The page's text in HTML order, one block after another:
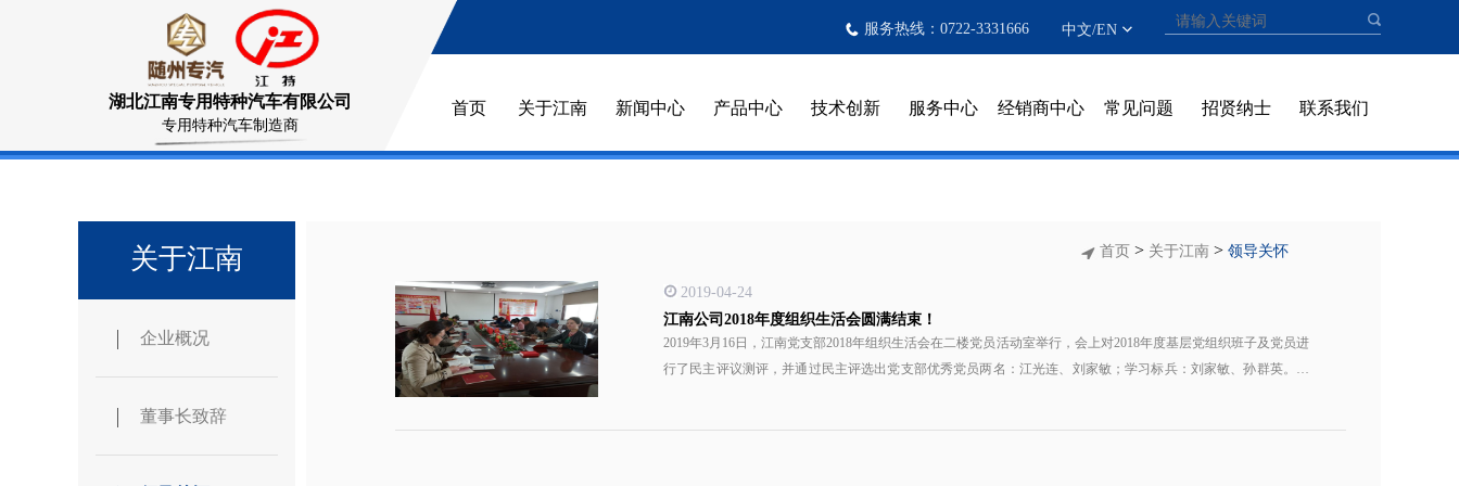
服务热线：0722-3331666 中文/EN
湖北江南专用特种汽车有限公司
专用特种汽车制造商
首页 关于江南 新闻中心 产品中心 技术创新 服务中心 经销商中心 常见问题 招贤纳士 联系我们
关于江南
企业概况
董事长致辞
首页 > 关于江南 > 领导关怀
2019-04-24
江南公司2018年度组织生活会圆满结束！
2019年3月16日，江南党支部2018年组织生活会在二楼党员活动室举行，会上对2018年度基层党组织班子及党员进
行了民主评议测评，并通过民主评选出党支部优秀党员两名：江光连、刘家敏；学习标兵：刘家敏、孙群英。公